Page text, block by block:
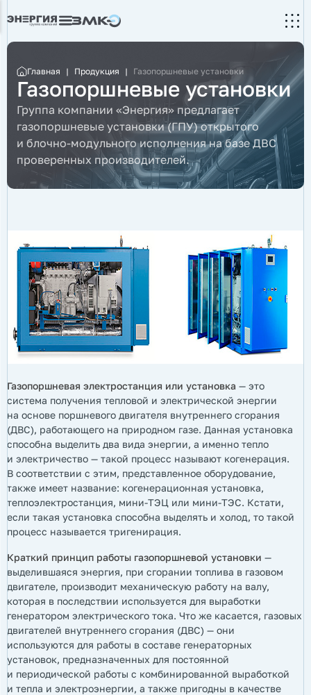
Главная | Продукция | Газопоршневые установки
Газопоршневые установки
Группа компании «Энергия» предлагает
газопоршневые установки (ГПУ) открытого
и блочно-модульного исполнения на базе ДВС
проверенных производителей.
Газопоршневая электростанция или установка — это
система получения тепловой и электрической энергии
на основе поршневого двигателя внутреннего сгорания
(ДВС), работающего на природном газе. Данная установка
способна выделить два вида энергии, а именно тепло
и электричество — такой процесс называют когенерация.
В соответствии с этим, представленное оборудование,
также имеет название: когенерационная установка,
теплоэлектростанция, мини-ТЭЦ или мини-ТЭС. Кстати,
если такая установка способна выделять и холод, то такой
процесс называется тригенирация.
Краткий принцип работы газопоршневой установки —
выделившаяся энергия, при сгорании топлива в газовом
двигателе, производит механическую работу на валу,
которая в последствии используется для выработки
генератором электрического тока. Что же касается, газовых
двигателей внутреннего сгорания (ДВС) — они
используются для работы в составе генераторных
установок, предназначенных для постоянной
и периодической работы с комбинированной выработкой
и тепла и электроэнергии, а также пригодны в качестве